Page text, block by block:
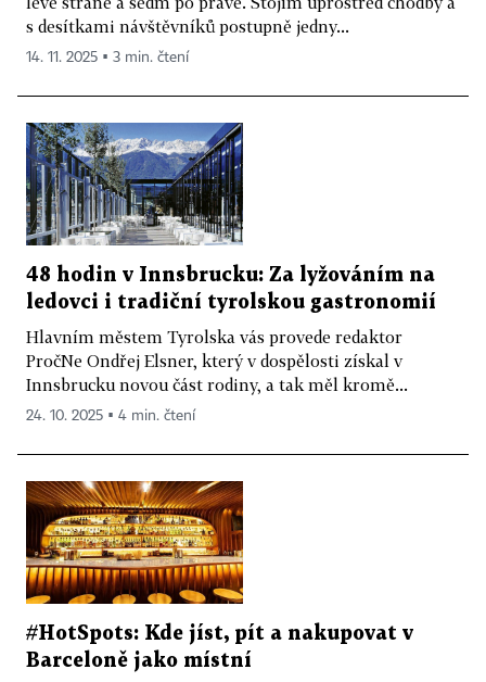
s desítkami návštěvníků postupně jedny...
14. 11. 2025 ▪ 3 min. čtení
48 hodin v Innsbrucku: Za lyžováním na
ledovci i tradiční tyrolskou gastronomií
Hlavním městem Tyrolska vás provede redaktor
PročNe Ondřej Elsner, který v dospělosti získal v
Innsbrucku novou část rodiny, a tak měl kromě...
24. 10. 2025 ▪ 4 min. čtení
#HotSpots: Kde jíst, pít a nakupovat v
Barceloně jako místní